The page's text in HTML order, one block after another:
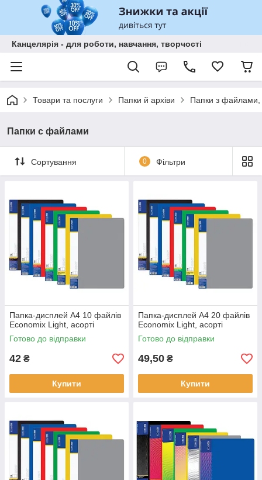
Канцелярія - для роботи, навчання, творчості
Товари та послуги Папки й архіви Папки з файлами,
Папки с файлами
Сортування 0 Фільтри
Папка-дисплей А4 10 файлів
Economix Light, асорті
Готово до відправки
42 ₴
Купити
Папка-дисплей А4 20 файлів
Economix Light, асорті
Готово до відправки
49,50 ₴
Купити